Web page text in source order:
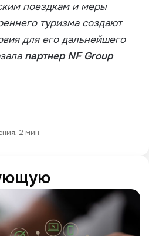
поездкам и меры
туризма создают
для его дальнейшего
партнер NF Group
2 мин.